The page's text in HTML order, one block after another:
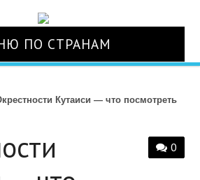
ПО СТРАНАМ
Кутаиси — что посмотреть
0